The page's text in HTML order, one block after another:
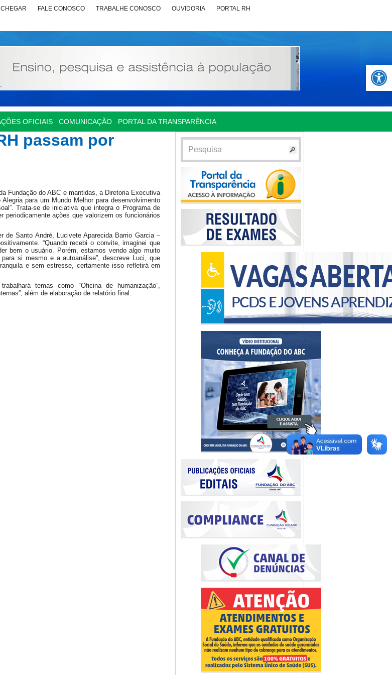
Abrir
FALE CONOSCO TRABALHE CONOSCO OUVIDORIA PORTAL RH
OFICIAIS COMUNICAÇÃO PORTAL DA TRANSPARÊNCIA
passam por
Fundação do ABC e mantidas, a Diretoria Executiva
para um Mundo Melhor para desenvolvimento
Trata-se de iniciativa que integra o Programa de
periodicamente ações que valorizem os funcionários
de Santo André, Lucivete Aparecida Barrio Garcia –
“Quando recebi o convite, imaginei que
bem o usuário. Porém, estamos vendo algo muito
si mesmo e a autoanálise”, descreve Luci, que
e sem estresse, certamente isso refletirá em
temas como “Oficina de humanização”,
além de elaboração de relatório final.